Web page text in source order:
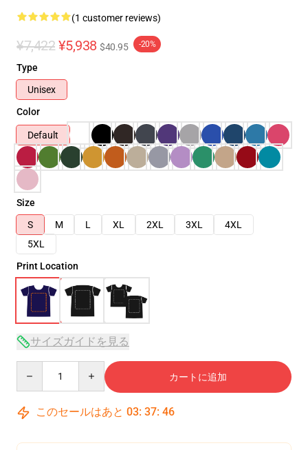
(1 customer reviews)
¥7,422 ¥5,938 $40.95 -20%
Type
Unisex
Color
Default
Size
S
M L XL 2XL 3XL
4XL
5XL
Print Location
サイズガイドを見る
カートに追加
このセールはあと 03: 37: 46